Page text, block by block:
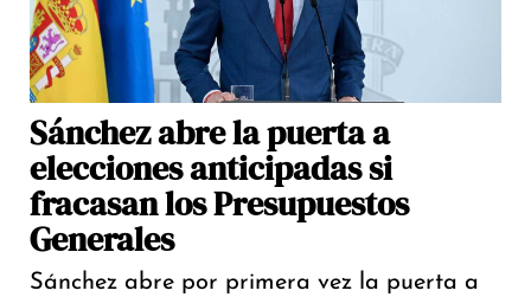
Sánchez abre la puerta a
elecciones anticipadas si
fracasan los Presupuestos
Generales
Sánchez abre por primera vez la puerta a